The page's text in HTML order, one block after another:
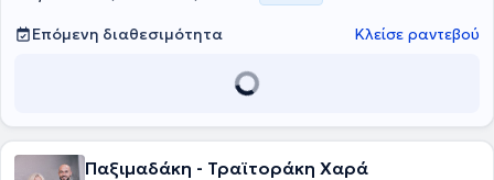
και θηλωμάτων χρησιμοποιώντας την πιο εξελιγμένη τεχνογνωσία.
Επόμενη διαθεσιμότητα Κλείσε ραντεβού
Παξιμαδάκη - Τραϊτοράκη Χαρά